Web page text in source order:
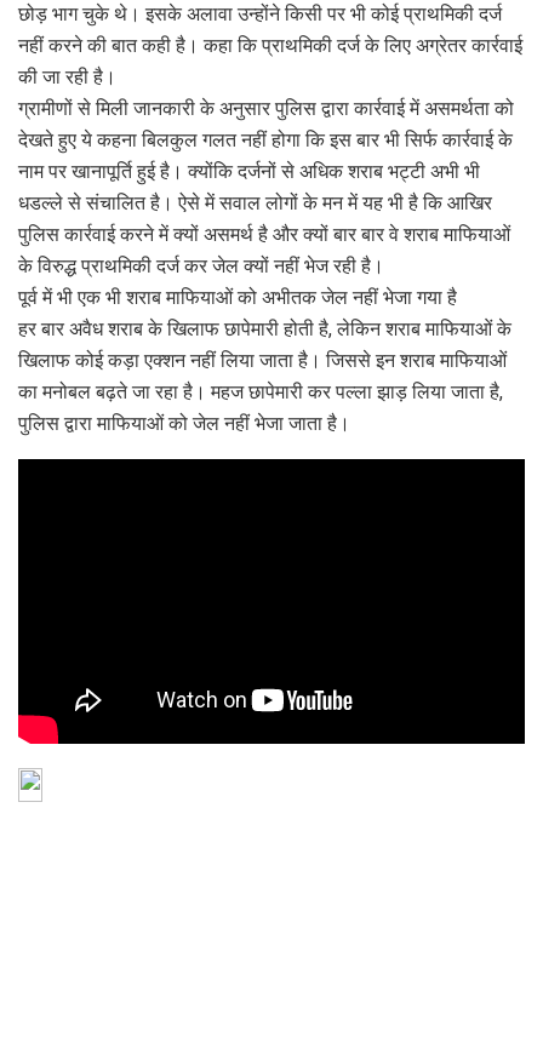
छोड़ भाग चुके थे। इसके अलावा उन्होंने किसी पर भी कोई प्राथमिकी दर्ज
नहीं करने की बात कही है। कहा कि प्राथमिकी दर्ज के लिए अग्रेतर कार्रवाई
की जा रही है।
ग्रामीणों से मिली जानकारी के अनुसार पुलिस द्वारा कार्रवाई में असमर्थता को
देखते हुए ये कहना बिलकुल गलत नहीं होगा कि इस बार भी सिर्फ कार्रवाई के
नाम पर खानापूर्ति हुई है। क्योंकि दर्जनों से अधिक शराब भट्टी अभी भी
धडल्ले से संचालित है। ऐसे में सवाल लोगों के मन में यह भी है कि आखिर
पुलिस कार्रवाई करने में क्यों असमर्थ है और क्यों बार बार वे शराब माफियाओं
के विरुद्ध प्राथमिकी दर्ज कर जेल क्यों नहीं भेज रही है।
पूर्व में भी एक भी शराब माफियाओं को अभीतक जेल नहीं भेजा गया है
हर बार अवैध शराब के खिलाफ छापेमारी होती है, लेकिन शराब माफियाओं के
खिलाफ कोई कड़ा एक्शन नहीं लिया जाता है। जिससे इन शराब माफियाओं
का मनोबल बढ़ते जा रहा है। महज छापेमारी कर पल्ला झाड़ लिया जाता है,
पुलिस द्वारा माफियाओं को जेल नहीं भेजा जाता है।